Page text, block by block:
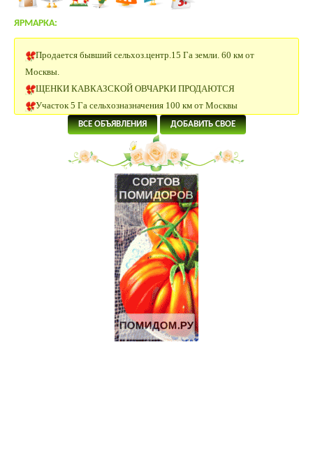
ЯРМАРКА:
Москвы.
ЩЕНКИ КАВКАЗСКОЙ ОВЧАРКИ ПРОДАЮТСЯ
Заано-альпы козы.
Сельхоз земля 30 Га Московская область.
Щенки папийона
20 Га под сельхоз.производство рядом с р.Ока в Калужской
4 Га под поселок в 58 км от Москвы.
5.5 Га под КФХ в Тарусском районе 130 км от Москвы
8.5 Га под ИЖС на берегу р.Лопасня в 54 км от Москвы
19 Га под КФХ в Тарусском районе 130 км от Москвы
Щенки джек-рассел терьера
Щенки джек-рассел терьера
ИЖС 27 Га на берегу озера.
3.2 Га на границе Приокско- террасного биосферного
ВСЕ ОБЪЯВЛЕНИЯ ДОБАВИТЬ СВОЕ